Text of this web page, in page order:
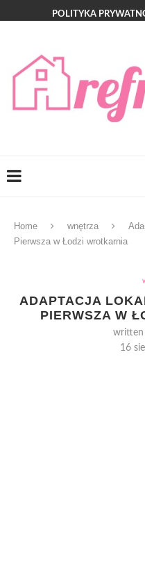
POLITYKA
Home wnętrza
Pierwsza w Łodzi wrotkarnia
ADAPTACJA
PIERWSZA W
written
16